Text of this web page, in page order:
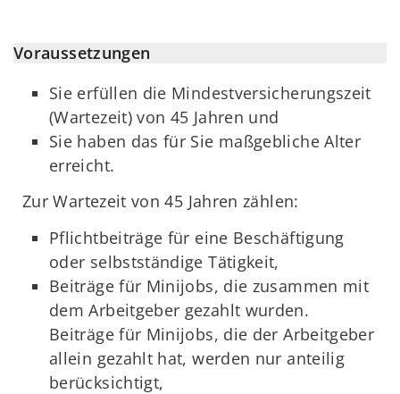
Voraussetzungen
Sie erfüllen die Mindestversicherungszeit
(Wartezeit) von 45 Jahren und
Sie haben das für Sie maßgebliche Alter
erreicht.
Zur Wartezeit von 45 Jahren zählen:
Pflichtbeiträge für eine Beschäftigung
oder selbstständige Tätigkeit,
Beiträge für Minijobs, die zusammen mit
dem Arbeitgeber gezahlt wurden.
Beiträge für Minijobs, die der Arbeitgeber
allein gezahlt hat, werden nur anteilig
berücksichtigt,